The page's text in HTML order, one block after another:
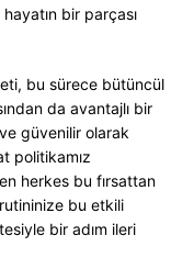
bir parçası
bu sürece bütüncül
da avantajlı bir
güvenilir olarak
politikamız
herkes bu fırsattan
bu etkili
bir adım ileri